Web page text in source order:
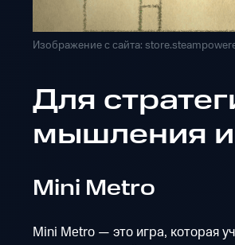
Изображение с сайта:
Для
мышления и
Mini Metro
Mini Metro — это игра, которая